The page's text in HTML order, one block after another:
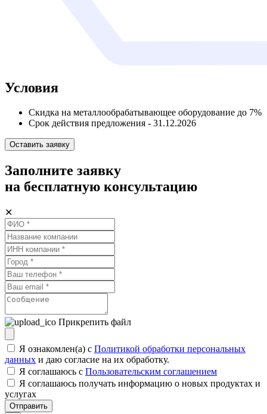
Условия
Cкидка на металлообрабатывающее оборудование до 7%
Срок действия предложения - 31.12.2026
Оставить заявку
Заполните заявку
на бесплатную консультацию
✕
Прикрепить файл
Я ознакомлен(а) с Политикой обработки персональных
данных и даю согласие на их обработку.
Я соглашаюсь c Пользовательским соглашением
Я соглашаюсь получать информацию о новых продуктах и
услугах
Отправить